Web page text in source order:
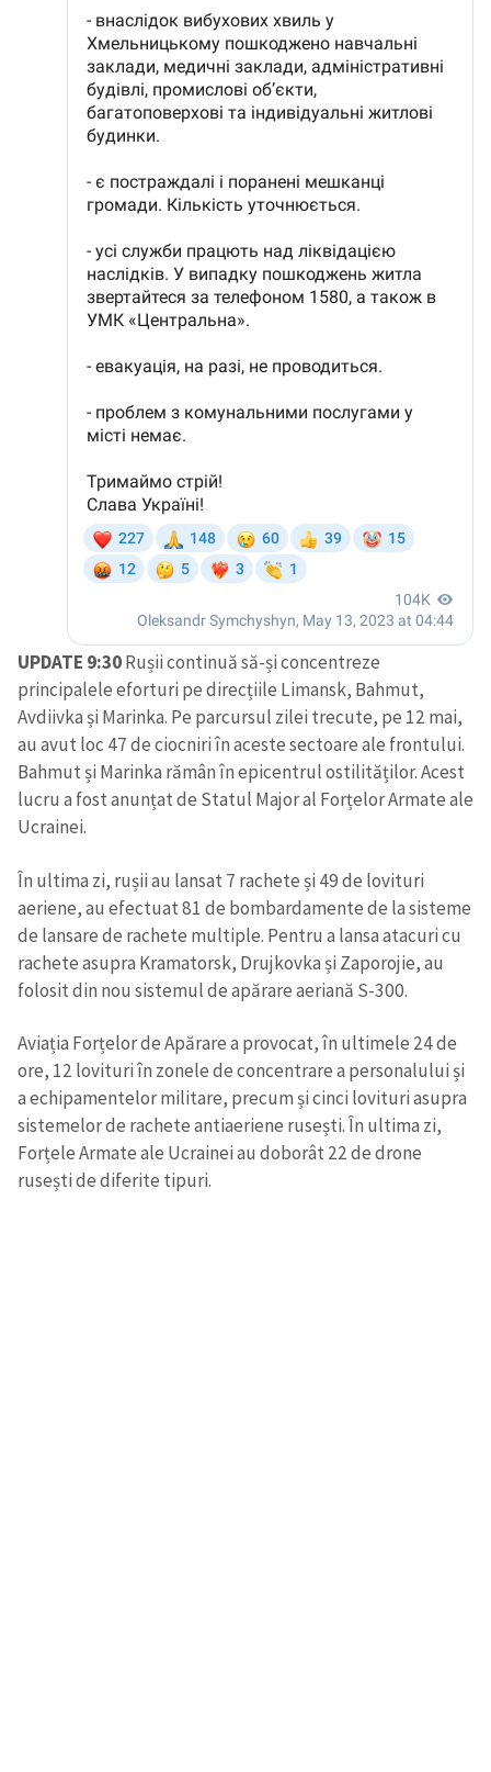
UPDATE 9:30Rușii continuă să-și concentreze
principalele eforturi pe direcțiile Limansk, Bahmut,
Avdiivka și Marinka. Pe parcursul zilei trecute, pe 12 mai,
au avut loc 47 de ciocniri în aceste sectoare ale frontului.
Bahmut și Marinka rămân în epicentrul ostilităților. Acest
lucru a fost anunțat de Statul Major al Forțelor Armate ale
Ucrainei.
În ultima zi, rușii au lansat 7 rachete și 49 de lovituri
aeriene, au efectuat 81 de bombardamente de la sisteme
de lansare de rachete multiple. Pentru a lansa atacuri cu
rachete asupra Kramatorsk, Drujkovka și Zaporojie, au
folosit din nou sistemul de apărare aeriană S-300.
Aviația Forțelor de Apărare a provocat, în ultimele 24 de
ore, 12 lovituri în zonele de concentrare a personalului și
a echipamentelor militare, precum și cinci lovituri asupra
sistemelor de rachete antiaeriene rusești. În ultima zi,
Forțele Armate ale Ucrainei au doborât 22 de drone
rusești de diferite tipuri.